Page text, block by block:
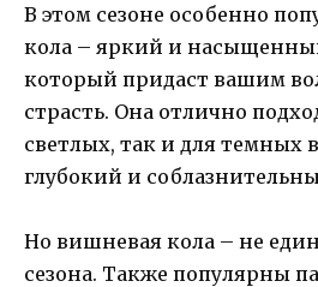
В этом сезоне особенно
кола – яркий и
который придаст вашим
страсть. Она отлично
светлых, так и для темных
глубокий и
Но вишневая кола – не
сезона. Также популярны